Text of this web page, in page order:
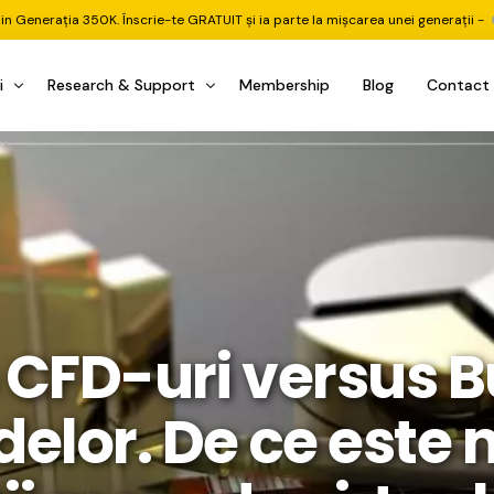
Generația 350K. Înscrie-te GRATUIT și ia parte la mișcarea unei generații -
(DGI & DCF)
& Execuție
ETF
Acțiuni
Check
Tracking
Mecanice
EA MT5
Research & Support
Risc sau Oportunitate
Q&A LIVE
Comunitate Premium
Chat & Suport Mentor
1 la 1 Mentor
Membership Blog Contact
uri versus
De ce este